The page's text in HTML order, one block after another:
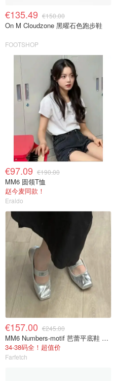
€135.49 €150.00
On M Cloudzone 黑曜石色跑步鞋
FOOTSHOP
€97.09 €190.00
MM6 圆领T恤
赵今麦同款！
Eraldo
€157.00 €245.00
MM6 Numbers-motif 芭蕾平底鞋 大童
34-38码全！超值价
Farfetch